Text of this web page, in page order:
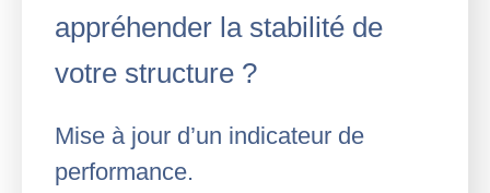
appréhender la stabilité de
votre structure ?
Mise à jour d’un indicateur de
performance.